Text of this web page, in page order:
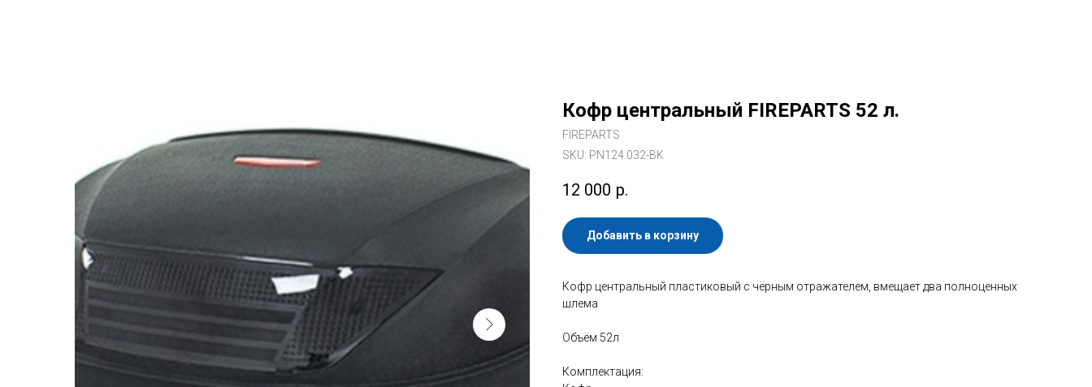
Кофр центральный FIREPARTS 52 л.
FIREPARTS
SKU: PN124.032-BK
12 000 р.
Добавить в корзину
Кофр центральный пластиковый с чёрным отражателем, вмещает два полноценных
шлема
Объём 52л
Комплектация: